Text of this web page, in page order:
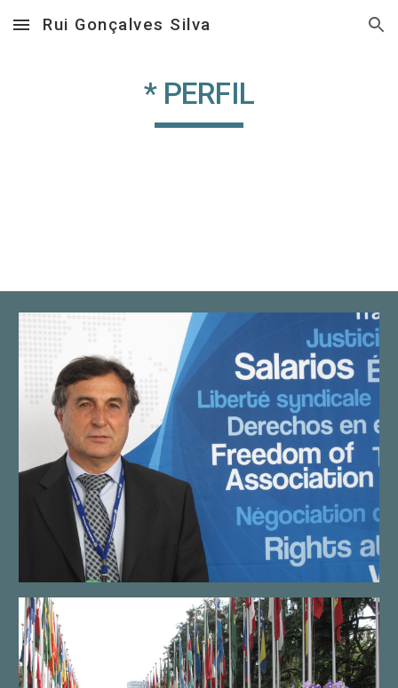
Skip to main content Skip to navigation
Rui Gonçalves Silva
* PERFIL